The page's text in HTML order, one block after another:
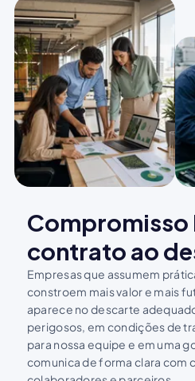
Compromisso
contrato ao
Empresas que assumem
constroem mais valor e mais
aparece no descarte
perigosos, em condições de
para nossa equipe e em uma
comunica de forma clara com